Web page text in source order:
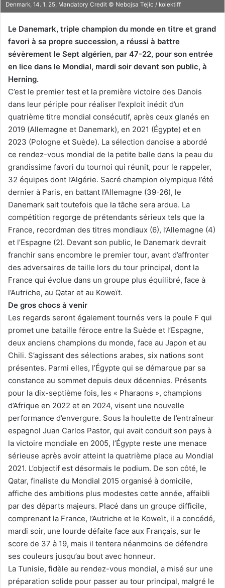
Denmark, 14. 1. 25, Mandatory Credit © Nebojsa Tejic / kolektiff
Le Danemark, triple champion du monde en titre et grand
favori à sa propre succession, a réussi à battre
sévèrement le Sept algérien, par 47-22, pour son entrée
en lice dans le Mondial, mardi soir devant son public, à
Herning.
C’est le premier test et la première victoire des Danois
dans leur périple pour réaliser l’exploit inédit d’un
quatrième titre mondial consécutif, après ceux glanés en
2019 (Allemagne et Danemark), en 2021 (Égypte) et en
2023 (Pologne et Suède). La sélection danoise a abordé
ce rendez-vous mondial de la petite balle dans la peau du
grandissime favori du tournoi qui réunit, pour le rappeler,
32 équipes dont l’Algérie. Sacré champion olympique l’été
dernier à Paris, en battant l’Allemagne (39-26), le
Danemark sait toutefois que la tâche sera ardue. La
compétition regorge de prétendants sérieux tels que la
France, recordman des titres mondiaux (6), l’Allemagne (4)
et l’Espagne (2). Devant son public, le Danemark devrait
franchir sans encombre le premier tour, avant d’affronter
des adversaires de taille lors du tour principal, dont la
France qui évolue dans un groupe plus équilibré, face à
l’Autriche, au Qatar et au Koweït.
De gros chocs à venir
Les regards seront également tournés vers la poule F qui
promet une bataille féroce entre la Suède et l’Espagne,
deux anciens champions du monde, face au Japon et au
Chili. S’agissant des sélections arabes, six nations sont
présentes. Parmi elles, l’Égypte qui se démarque par sa
constance au sommet depuis deux décennies. Présents
pour la dix-septième fois, les « Pharaons », champions
d’Afrique en 2022 et en 2024, visent une nouvelle
performance d’envergure. Sous la houlette de l’entraîneur
espagnol Juan Carlos Pastor, qui avait conduit son pays à
la victoire mondiale en 2005, l’Égypte reste une menace
sérieuse après avoir atteint la quatrième place au Mondial
2021. L’objectif est désormais le podium. De son côté, le
Qatar, finaliste du Mondial 2015 organisé à domicile,
affiche des ambitions plus modestes cette année, affaibli
par des départs majeurs. Placé dans un groupe difficile,
comprenant la France, l’Autriche et le Koweït, il a concédé,
mardi soir, une lourde défaite face aux Français, sur le
score de 37 à 19, mais il tentera néanmoins de défendre
ses couleurs jusqu’au bout avec honneur.
La Tunisie, fidèle au rendez-vous mondial, a misé sur une
préparation solide pour passer au tour principal, malgré le